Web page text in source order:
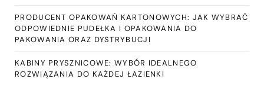
PRODUCENT OPAKOWAŃ KARTONOWYCH: JAK WYBRAĆ
ODPOWIEDNIE PUDEŁKA I OPAKOWANIA DO
PAKOWANIA ORAZ DYSTRYBUCJI
KABINY PRYSZNICOWE: WYBÓR IDEALNEGO
ROZWIĄZANIA DO KAŻDEJ ŁAZIENKI